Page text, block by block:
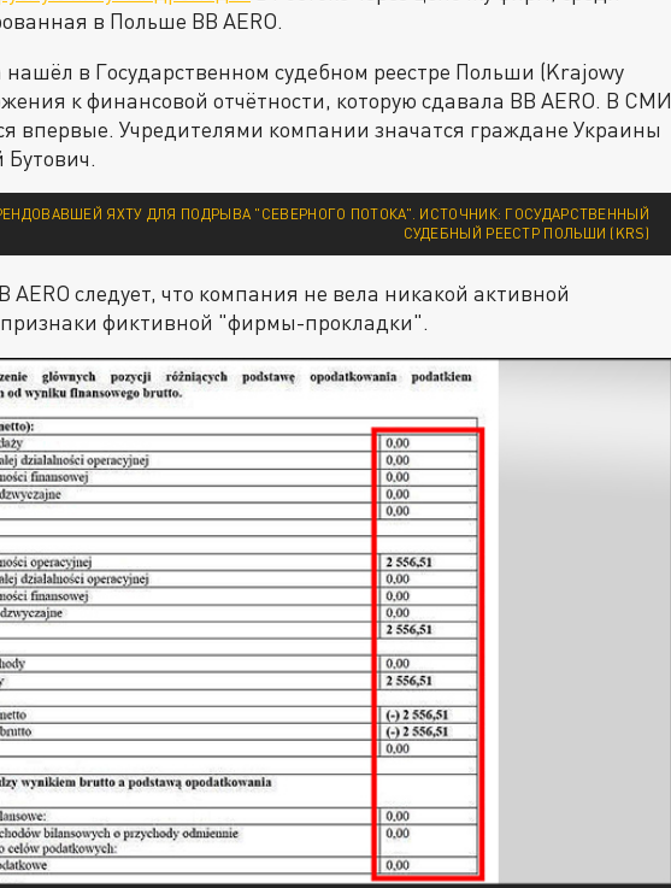
в Польше BB AERO.
в Государственном судебном реестре Польши (Krajowy
к финансовой отчётности, которую сдавала BB AERO. В СМИ
впервые. Учредителями компании значатся граждане Украины
Бутович.
ЯХТУ ДЛЯ ПОДРЫВА "СЕВЕРНОГО ПОТОКА". ИСТОЧНИК: ГОСУДАРСТВЕННЫЙ
СУДЕБНЫЙ РЕЕСТР ПОЛЬШИ (KRS)
AERO следует, что компания не вела никакой активной
признаки фиктивной "фирмы-прокладки".